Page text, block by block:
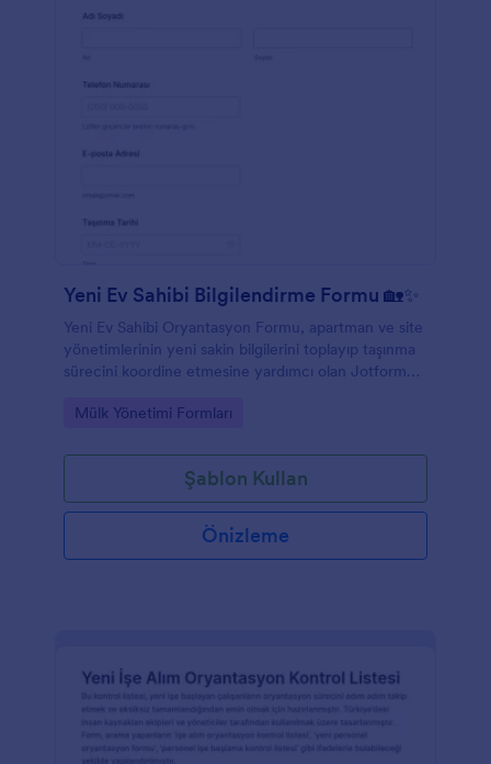
Yeni Ev Sahibi Bilgilendirme Formu 🏡✨
Yeni Ev Sahibi Oryantasyon Formu, apartman ve site
yönetimlerinin yeni sakin bilgilerini toplayıp taşınma
sürecini koordine etmesine yardımcı olan Jotform
Go to Category:
Mülk Yönetimi Formları
Şablon Kullan
Önizleme